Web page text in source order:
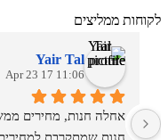
לקוחות ממליצים
Yair Tal
11:06 17 Apr 23